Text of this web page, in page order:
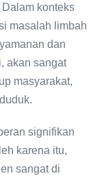
konteks
masalah limbah
dan
akan sangat
masyarakat,
signifikan
karena itu,
sangat di